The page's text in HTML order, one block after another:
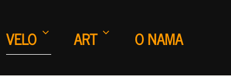
VELO ART O NAMA